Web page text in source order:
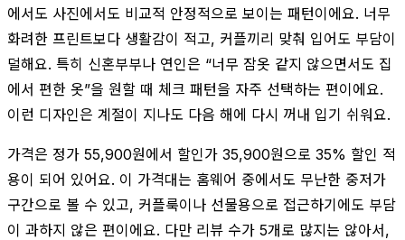
에서도 사진에서도 비교적 안정적으로 보이는 패턴이에요. 너무
화려한 프린트보다 생활감이 적고, 커플끼리 맞춰 입어도 부담이
덜해요. 특히 신혼부부나 연인은 “너무 잠옷 같지 않으면서도 집
에서 편한 옷”을 원할 때 체크 패턴을 자주 선택하는 편이에요.
이런 디자인은 계절이 지나도 다음 해에 다시 꺼내 입기 쉬워요.
가격은 정가 55,900원에서 할인가 35,900원으로 35% 할인 적
용이 되어 있어요. 이 가격대는 홈웨어 중에서도 무난한 중저가
구간으로 볼 수 있고, 커플룩이나 선물용으로 접근하기에도 부담
이 과하지 않은 편이에요. 다만 리뷰 수가 5개로 많지는 않아서,